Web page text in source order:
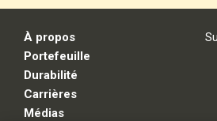
À propos
Portefeuille
Durabilité
Carrières
Médias